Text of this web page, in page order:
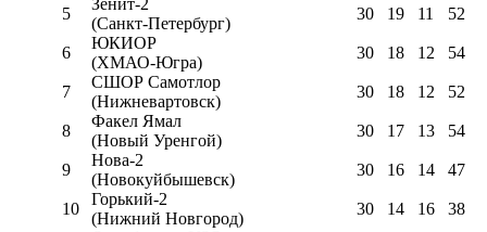
5
Зенит-2
(Санкт-Петербург)
30 19 11 52
6
ЮКИОР
(ХМАО-Югра)
30 18 12 54
7
СШОР Самотлор
(Нижневартовск)
30 18 12 52
8
Факел Ямал
(Новый Уренгой)
30 17 13 54
9
Нова-2
(Новокуйбышевск)
30 16 14 47
10
Горький-2
(Нижний Новгород)
30 14 16 38